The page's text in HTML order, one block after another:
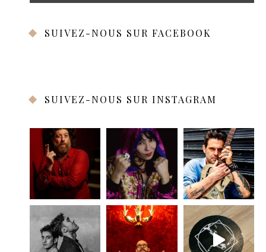
SUIVEZ-NOUS SUR FACEBOOK
SUIVEZ-NOUS SUR INSTAGRAM